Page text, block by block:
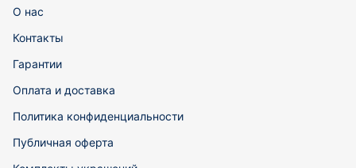
О нас
Контакты
Гарантии
Оплата и доставка
Политика конфиденциальности
Публичная оферта